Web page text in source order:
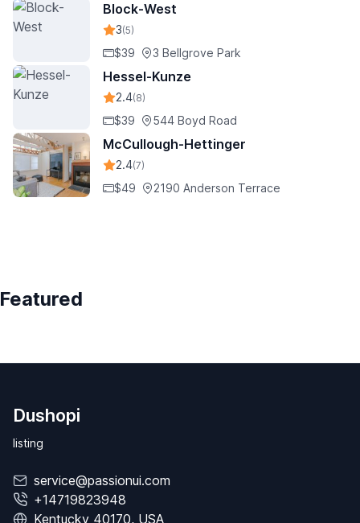
Block-West
3(5)
$39 3 Bellgrove Park
Hessel-Kunze
2.4(8)
$39 544 Boyd Road
McCullough-Hettinger
2.4(7)
$49 2190 Anderson Terrace
Featured
Dushopi
listing
service@passionui.com
+14719823948
Kentucky 40170, USA